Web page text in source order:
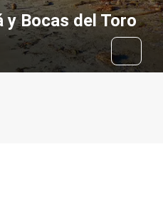
y Bocas del Toro